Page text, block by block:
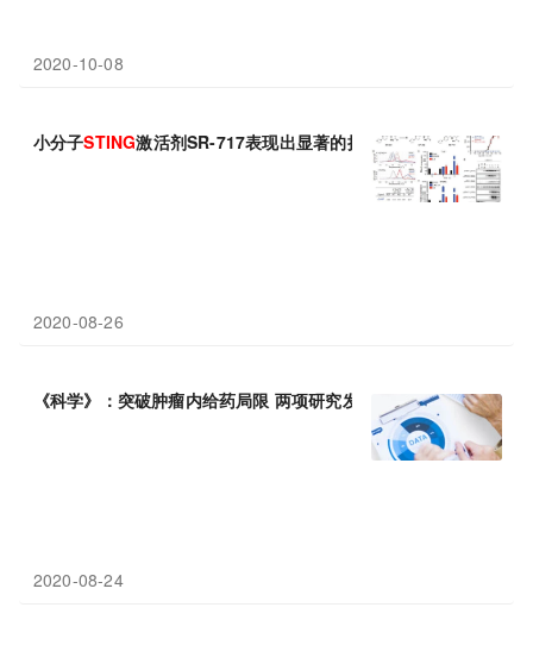
2020-10-08
小分子STING激活剂SR-717表现出显著的抗肿瘤活性
2020-08-26
《科学》：突破肿瘤内给药局限 两项研究发现创新STING激动剂
2020-08-24